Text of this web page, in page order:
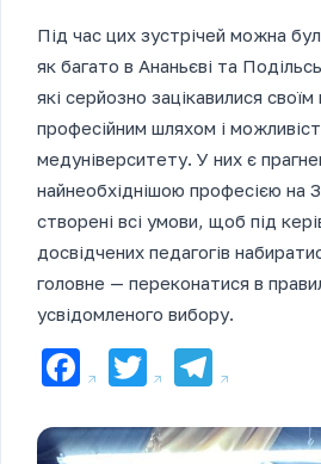
Під час цих зустрічей можна
як багато в Ананьєві та
які серйозно зацікавилися
професійним шляхом і
медуніверситету. У них є
найнеобхіднішою професією
створені всі умови, щоб під
досвідчених педагогів
головне — переконатися в
усвідомленого вибору.
Facebook
Twitter